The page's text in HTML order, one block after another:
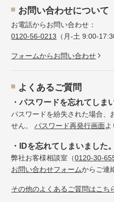
お問い合わせについて
お電話からお問い合わせ：
0120-56-0213 （月-土 9:00-
フォームからお問い合わせ
よくあるご質問
・パスワードを忘れてしま
パスワードを紛失された場合、
せん。パスワード再発行画面よ
・IDを忘れてしまいました。
弊社お客様相談室（0120-30-
お問い合わせフォームからご連
その他のよくあるご質問はこち